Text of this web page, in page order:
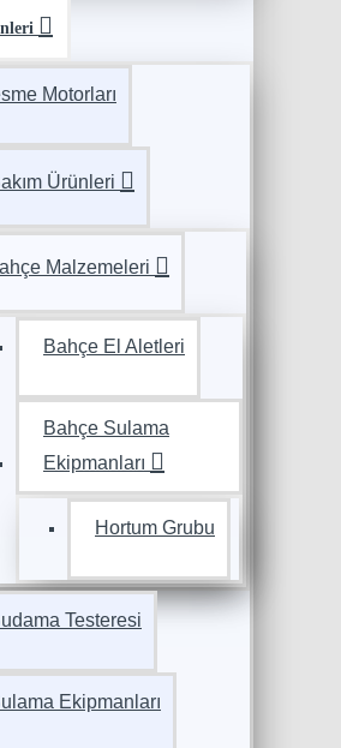
Motorları
Ürünleri
Malzemeleri
Bahçe El Aletleri
Bahçe Sulama
Ekipmanları
Hortum Grubu
Testeresi
Ekipmanları